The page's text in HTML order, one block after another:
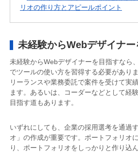
リオの作り方とアピールポイント
未経験からWebデザイナ
未経験からWebデザイナーを目指すなら
でツールの使い方を習得する必要があり
リーランスや業務委託で案件を受けて実
ます。あるいは、コーダーなどとして経
目指す道もあります。
いずれにしても、企業の採用選考を通過
オ」の作成が重要です。ポートフォリオ
り、ポートフォリオをしっかりと作り込